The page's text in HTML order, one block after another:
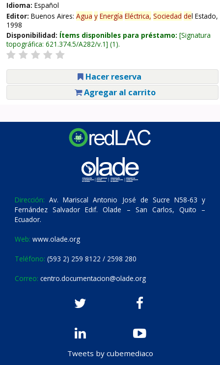
Idioma: Español
Editor: Buenos Aires: Agua y Energía Eléctrica, Sociedad del Estado,
1998
Disponibilidad: Ítems disponibles para préstamo: Signatura
topográfica: 621.374.5/A282/v.1 (1).
Hacer reserva
Agregar al carrito
Dirección: Av. Mariscal Antonio José de Sucre N58-63 y
Fernández Salvador Edif. Olade – San Carlos, Quito –
Ecuador.
Web: www.olade.org
Teléfono: (593 2) 259 8122 / 2598 280
Correo: centro.documentacion@olade.org
Tweets by cubemediaco